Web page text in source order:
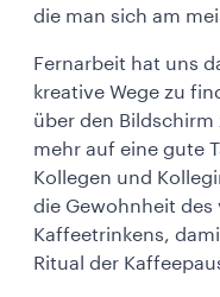
die man sich am
Fernarbeit hat uns
kreative Wege zu
über den
mehr auf eine gute
Kollegen und
die Gewohnheit
Kaffeetrinkens,
Ritual der